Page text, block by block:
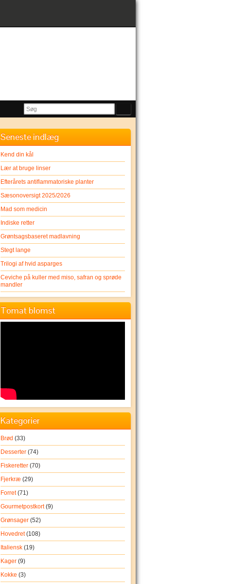
Seneste indlæg
Kend din kål
Lær at bruge linser
Efterårets antiflammatoriske planter
Sæsonoversigt 2025/2026
Mad som medicin
Indiske retter
Grøntsagsbaseret madlavning
Stegt lange
Trilogi af hvid asparges
Ceviche på kuller med miso, safran og sprøde
mandler
Tomat blomst
Kategorier
Brød (33)
Desserter (74)
Fiskeretter (70)
Fjerkræ (29)
Forret(71)
Gourmetpostkort(9)
Grønsager (52)
Hovedret(108)
Italiensk (19)
Kager (9)
Kokke (3)